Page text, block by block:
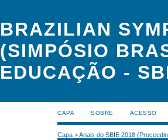
BRAZILIAN
(SIMPÓSIO
EDUCAÇÃO -
CAPA SOBRE ACESSO
Capa >Anais do SBIE 2018